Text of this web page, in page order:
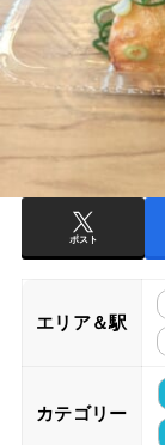
ポスト
エリア＆駅
カテゴリー